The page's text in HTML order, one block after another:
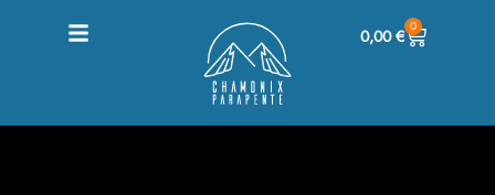
0,00€ 0